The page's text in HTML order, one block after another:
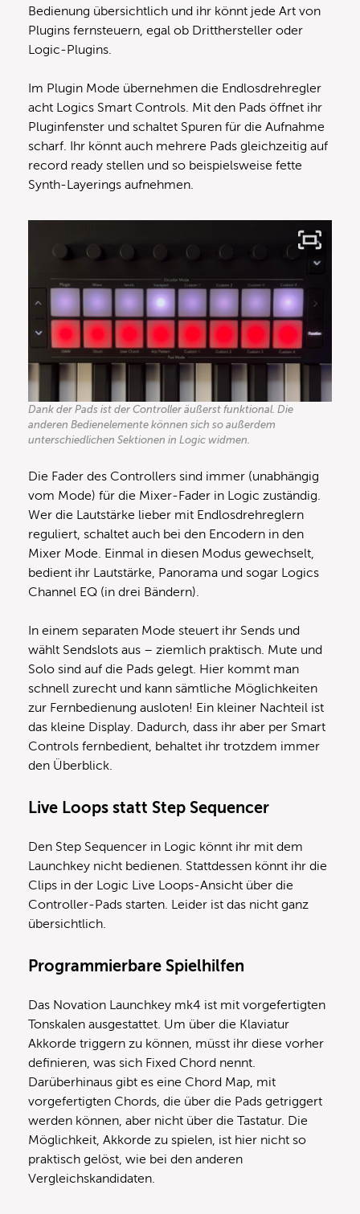
Bedienung übersichtlich und ihr könnt jede Art von
Plugins fernsteuern, egal ob Dritthersteller oder
Logic-Plugins.
Im Plugin Mode übernehmen die Endlosdrehregler
acht Logics Smart Controls. Mit den Pads öffnet ihr
Pluginfenster und schaltet Spuren für die Aufnahme
scharf. Ihr könnt auch mehrere Pads gleichzeitig auf
record ready stellen und so beispielsweise fette
Synth-Layerings aufnehmen.
Dank der Pads ist der Controller äußerst funktional. Die
anderen Bedienelemente können sich so außerdem
unterschiedlichen Sektionen in Logic widmen.
Die Fader des Controllers sind immer (unabhängig
vom Mode) für die Mixer-Fader in Logic zuständig.
Wer die Lautstärke lieber mit Endlosdrehreglern
reguliert, schaltet auch bei den Encodern in den
Mixer Mode. Einmal in diesen Modus gewechselt,
bedient ihr Lautstärke, Panorama und sogar Logics
Channel EQ (in drei Bändern).
In einem separaten Mode steuert ihr Sends und
wählt Sendslots aus – ziemlich praktisch. Mute und
Solo sind auf die Pads gelegt. Hier kommt man
schnell zurecht und kann sämtliche Möglichkeiten
zur Fernbedienung ausloten! Ein kleiner Nachteil ist
das kleine Display. Dadurch, dass ihr aber per Smart
Controls fernbedient, behaltet ihr trotzdem immer
den Überblick.
Live Loops statt Step Sequencer
Den Step Sequencer in Logic könnt ihr mit dem
Launchkey nicht bedienen. Stattdessen könnt ihr die
Clips in der Logic Live Loops-Ansicht über die
Controller-Pads starten. Leider ist das nicht ganz
übersichtlich.
Programmierbare Spielhilfen
Das Novation Launchkey mk4 ist mit vorgefertigten
Tonskalen ausgestattet. Um über die Klaviatur
Akkorde triggern zu können, müsst ihr diese vorher
definieren, was sich Fixed Chord nennt.
Darüberhinaus gibt es eine Chord Map, mit
vorgefertigten Chords, die über die Pads getriggert
werden können, aber nicht über die Tastatur. Die
Möglichkeit, Akkorde zu spielen, ist hier nicht so
praktisch gelöst, wie bei den anderen
Vergleichskandidaten.